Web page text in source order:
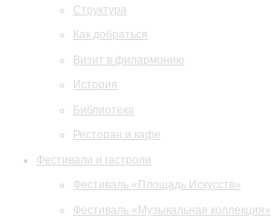
Структура
Как добраться
Визит в филармонию
История
Библиотека
Ресторан и кафе
Фестивали и гастроли
Фестиваль «Площадь Искусств»
Фестиваль «Музыкальная коллекция»